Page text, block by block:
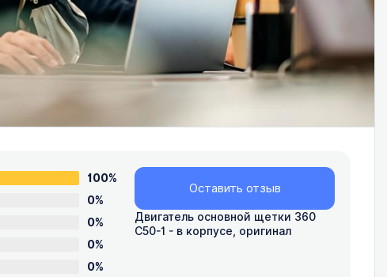
100%
0%
0%
0%
0%
Двигатель основной щетки 360
C50-1 - в корпусе, оригинал
Оставить отзыв